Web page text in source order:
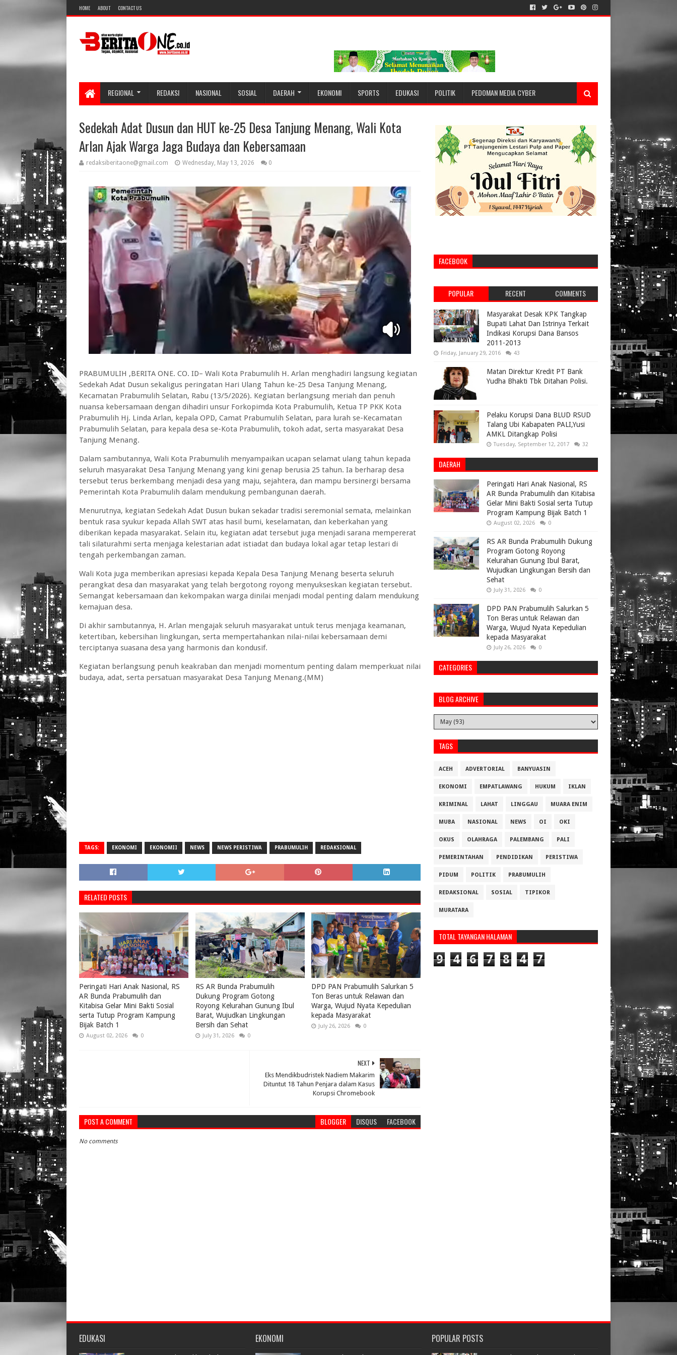
HOME ABOUT CONTACT US
REGIONAL REDAKSI NASIONAL SOSIAL DAERAH EKONOMI SPORTS EDUKASI POLITIK PEDOMAN MEDIA CYBER
Sedekah Adat Dusun dan HUT ke-25 Desa Tanjung Menang, Wali Kota
Arlan Ajak Warga Jaga Budaya dan Kebersamaan
redaksiberitaone@gmail.com Wednesday, May 13, 2026 0
PRABUMULIH ,BERITA ONE. CO. ID– Wali Kota Prabumulih H. Arlan menghadiri langsung kegiatan
Sedekah Adat Dusun sekaligus peringatan Hari Ulang Tahun ke-25 Desa Tanjung Menang,
Kecamatan Prabumulih Selatan, Rabu (13/5/2026). Kegiatan berlangsung meriah dan penuh
nuansa kebersamaan dengan dihadiri unsur Forkopimda Kota Prabumulih, Ketua TP PKK Kota
Prabumulih Hj. Linda Arlan, kepala OPD, Camat Prabumulih Selatan, para lurah se-Kecamatan
Prabumulih Selatan, para kepala desa se-Kota Prabumulih, tokoh adat, serta masyarakat Desa
Tanjung Menang.
Dalam sambutannya, Wali Kota Prabumulih menyampaikan ucapan selamat ulang tahun kepada
seluruh masyarakat Desa Tanjung Menang yang kini genap berusia 25 tahun. Ia berharap desa
tersebut terus berkembang menjadi desa yang maju, sejahtera, dan mampu bersinergi bersama
Pemerintah Kota Prabumulih dalam mendukung pembangunan daerah.
Menurutnya, kegiatan Sedekah Adat Dusun bukan sekadar tradisi seremonial semata, melainkan
bentuk rasa syukur kepada Allah SWT atas hasil bumi, keselamatan, dan keberkahan yang
diberikan kepada masyarakat. Selain itu, kegiatan adat tersebut juga menjadi sarana mempererat
tali silaturahmi serta menjaga kelestarian adat istiadat dan budaya lokal agar tetap lestari di
tengah perkembangan zaman.
Wali Kota juga memberikan apresiasi kepada Kepala Desa Tanjung Menang beserta seluruh
perangkat desa dan masyarakat yang telah bergotong royong menyukseskan kegiatan tersebut.
Semangat kebersamaan dan kekompakan warga dinilai menjadi modal penting dalam mendukung
kemajuan desa.
Di akhir sambutannya, H. Arlan mengajak seluruh masyarakat untuk terus menjaga keamanan,
ketertiban, kebersihan lingkungan, serta mempertahankan nilai-nilai kebersamaan demi
terciptanya suasana desa yang harmonis dan kondusif.
Kegiatan berlangsung penuh keakraban dan menjadi momentum penting dalam memperkuat nilai
budaya, adat, serta persatuan masyarakat Desa Tanjung Menang.(MM)
TAGS: EKONOMI EKONOMII NEWS NEWS PERISTIWA PRABUMULIH REDAKSIONAL
RELATED POSTS
Peringati Hari Anak Nasional, RS
AR Bunda Prabumulih dan
Kitabisa Gelar Mini Bakti Sosial
serta Tutup Program Kampung
Bijak Batch 1
August 02, 2026 0
RS AR Bunda Prabumulih
Dukung Program Gotong
Royong Kelurahan Gunung Ibul
Barat, Wujudkan Lingkungan
Bersih dan Sehat
July 31, 2026 0
DPD PAN Prabumulih Salurkan 5
Ton Beras untuk Relawan dan
Warga, Wujud Nyata Kepedulian
kepada Masyarakat
July 26, 2026 0
NEXT
Eks Mendikbudristek Nadiem Makarim
Dituntut 18 Tahun Penjara dalam Kasus
Korupsi Chromebook
POST A COMMENT BLOGGER DISQUS FACEBOOK
No comments
FACEBOOK
POPULAR RECENT COMMENTS
Masyarakat Desak KPK Tangkap
Bupati Lahat Dan Istrinya Terkait
Indikasi Korupsi Dana Bansos
2011-2013
Friday, January 29, 2016 43
Matan Direktur Kredit PT Bank
Yudha Bhakti Tbk Ditahan Polisi.
Pelaku Korupsi Dana BLUD RSUD
Talang Ubi Kabapaten PALI,Yusi
AMKL Ditangkap Polisi
Tuesday, September 12, 2017 32
DAERAH
Peringati Hari Anak Nasional, RS
AR Bunda Prabumulih dan Kitabisa
Gelar Mini Bakti Sosial serta Tutup
Program Kampung Bijak Batch 1
August 02, 2026 0
RS AR Bunda Prabumulih Dukung
Program Gotong Royong
Kelurahan Gunung Ibul Barat,
Wujudkan Lingkungan Bersih dan
Sehat
July 31, 2026 0
DPD PAN Prabumulih Salurkan 5
Ton Beras untuk Relawan dan
Warga, Wujud Nyata Kepedulian
kepada Masyarakat
July 26, 2026 0
CATEGORIES
BLOG ARCHIVE
TAGS
ACEH ADVERTORIAL BANYUASIN
EKONOMI EMPATLAWANG HUKUM IKLAN
KRIMINAL LAHAT LINGGAU MUARA ENIM
MUBA NASIONAL NEWS OI OKI
OKUS OLAHRAGA PALEMBANG PALI
PEMERINTAHAN PENDIDIKAN PERISTIWA
PIDUM POLITIK PRABUMULIH
REDAKSIONAL SOSIAL TIPIKOR
MURATARA
TOTAL TAYANGAN HALAMAN
9 4 6 7 8 4 7
EDUKASI EKONOMI POPULAR POSTS